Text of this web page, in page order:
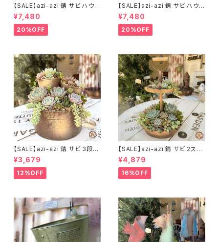
【SALE】azi-azi 錆 サビ ハウス
プランター ラウンド 訳あり 特価
送料無料
¥7,480
20%OFF
【SALE】azi-azi 錆 サビ ハウス
プランター スクエア 訳あり 特
価 送料無料
¥7,480
20%OFF
【SALE】azi-azi 錆 サビ 3段シ
ャビー プランター
¥3,679
12%OFF
【SALE】azi-azi 錆 サビ 2ステ
ップ プランター
¥4,879
16%OFF